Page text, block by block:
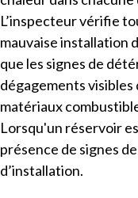
L’inspecteur vérifie
mauvaise installation
que les signes de
dégagements visibles
matériaux
Lorsqu'un réservoir
présence de signes
d’installation.